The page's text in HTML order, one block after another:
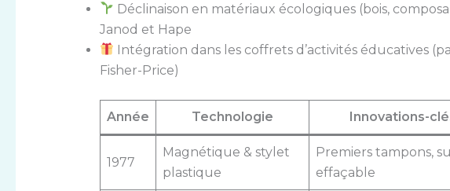
Déclinaison en matériaux écologiques (bois,
Janod et Hape
Intégration dans les coffrets d’activités éducatives
Fisher-Price)
Année Technologie Innovations-
1977
Magnétique & stylet
plastique
Premiers tampons,
effaçable